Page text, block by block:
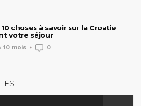
10 choses à savoir sur la Croatie
votre séjour
10 mois 0